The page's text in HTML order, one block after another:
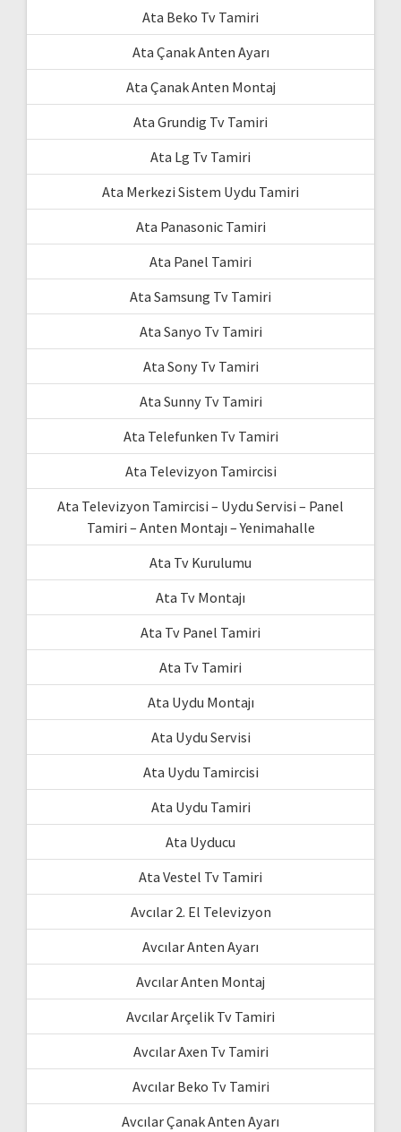
Ata Beko Tv Tamiri
Ata Çanak Anten Ayarı
Ata Çanak Anten Montaj
Ata Grundig Tv Tamiri
Ata Lg Tv Tamiri
Ata Merkezi Sistem Uydu Tamiri
Ata Panasonic Tamiri
Ata Panel Tamiri
Ata Samsung Tv Tamiri
Ata Sanyo Tv Tamiri
Ata Sony Tv Tamiri
Ata Sunny Tv Tamiri
Ata Telefunken Tv Tamiri
Ata Televizyon Tamircisi
Ata Televizyon Tamircisi – Uydu Servisi – Panel
Tamiri – Anten Montajı – Yenimahalle
Ata Tv Kurulumu
Ata Tv Montajı
Ata Tv Panel Tamiri
Ata Tv Tamiri
Ata Uydu Montajı
Ata Uydu Servisi
Ata Uydu Tamircisi
Ata Uydu Tamiri
Ata Uyducu
Ata Vestel Tv Tamiri
Avcılar 2. El Televizyon
Avcılar Anten Ayarı
Avcılar Anten Montaj
Avcılar Arçelik Tv Tamiri
Avcılar Axen Tv Tamiri
Avcılar Beko Tv Tamiri
Avcılar Çanak Anten Ayarı